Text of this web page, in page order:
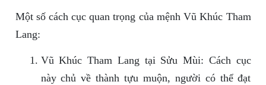
Một số cách cục quan trọng của mệnh Vũ Khúc Tham
Lang:
Vũ Khúc Tham Lang tại Sửu Mùi: Cách cục
này chủ về thành tựu muộn, người có thể đạt